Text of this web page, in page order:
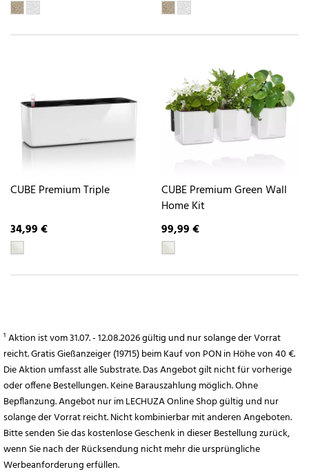
CUBE Premium Triple
34,99 €
CUBE Premium Green Wall
Home Kit
99,99 €
¹ Aktion ist vom 31.07. - 12.08.2026 gültig und nur solange der Vorrat
reicht. Gratis Gießanzeiger (19715) beim Kauf von PON in Höhe von 40 €.
Die Aktion umfasst alle Substrate. Das Angebot gilt nicht für vorherige
oder offene Bestellungen. Keine Barauszahlung möglich. Ohne
Bepflanzung. Angebot nur im LECHUZA Online Shop gültig und nur
solange der Vorrat reicht. Nicht kombinierbar mit anderen Angeboten.
Bitte senden Sie das kostenlose Geschenk in dieser Bestellung zurück,
wenn Sie nach der Rücksendung nicht mehr die ursprüngliche
Werbeanforderung erfüllen.